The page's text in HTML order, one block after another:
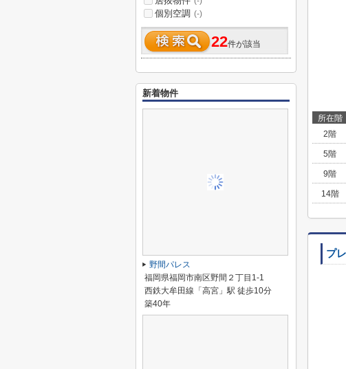
所在階
2階
5階
9階
14階
プ
個別空調 (-)
22件が該当
新着物件
野間パレス
福岡県福岡市南区野間２丁目1-1
西鉄大牟田線「高宮」駅 徒歩10分
築40年